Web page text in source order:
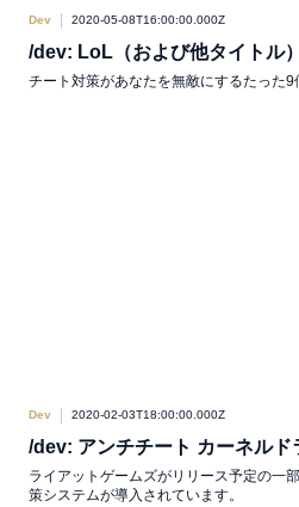
Dev 2020-05-08T16:00:00.000Z
/dev: LoL（および他タイトル
チート対策があなたを無敵にするたった9
Dev 2020-02-03T18:00:00.000Z
/dev: アンチチート カーネルド
ライアットゲームズがリリース予定の一
策システムが導入されています。